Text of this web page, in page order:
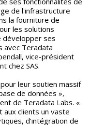
de l'infrastructure
la fourniture de
les solutions
développer ses
avec Teradata
vice-président
chez SAS.
leur soutien massif
de données »,
de Teradata Labs. «
clients un vaste
d'intégration de